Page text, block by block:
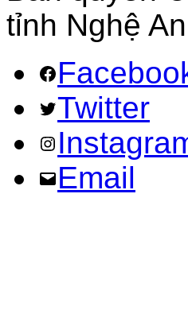
tỉnh Nghệ
Twitter
Email